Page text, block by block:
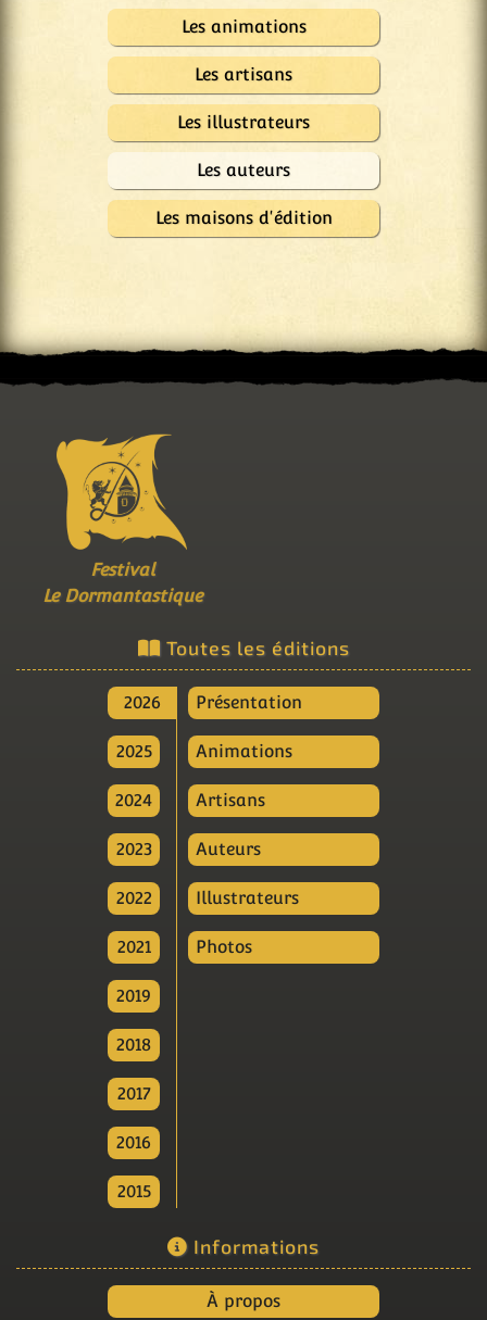
Les animations
Les artisans
Les illustrateurs
Les auteurs
Les maisons d'édition
Festival
Le Dormantastique
Toutes les éditions
2026
2025
2024
2023
2022
2021
2019
2018
2017
2016
2015
Présentation
Animations
Artisans
Auteurs
Illustrateurs
Photos
Informations
À propos